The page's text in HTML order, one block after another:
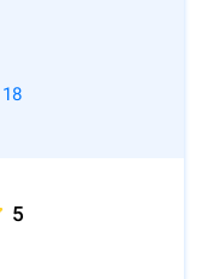
18
5